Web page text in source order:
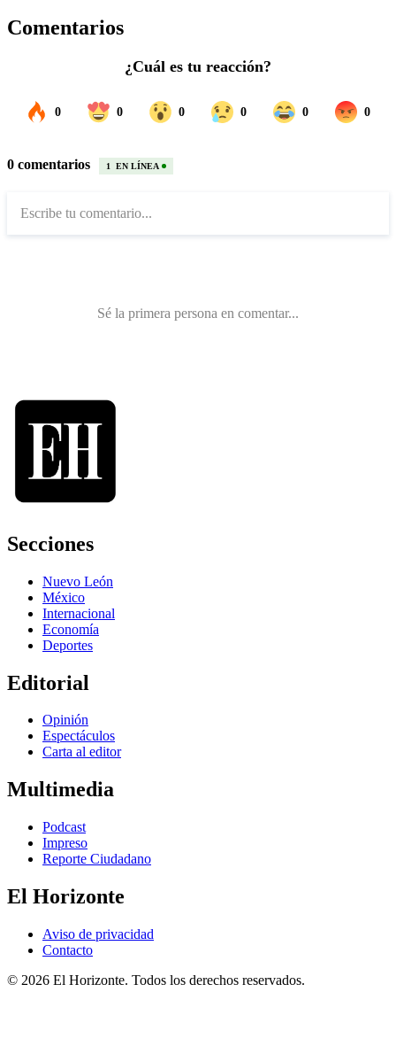
Comentarios
Secciones
Nuevo León
México
Internacional
Economía
Deportes
Editorial
Opinión
Espectáculos
Carta al editor
Multimedia
Podcast
Impreso
Reporte Ciudadano
El Horizonte
Aviso de privacidad
Contacto
© 2026 El Horizonte. Todos los derechos reservados.